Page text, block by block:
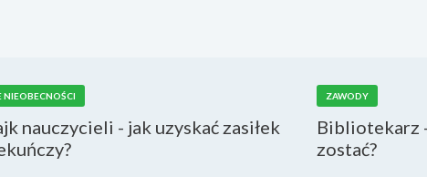
NIEOBECNOŚCI
nauczycieli - jak uzyskać zasiłek
ZAWODY
Bibliotekarz
zostać?